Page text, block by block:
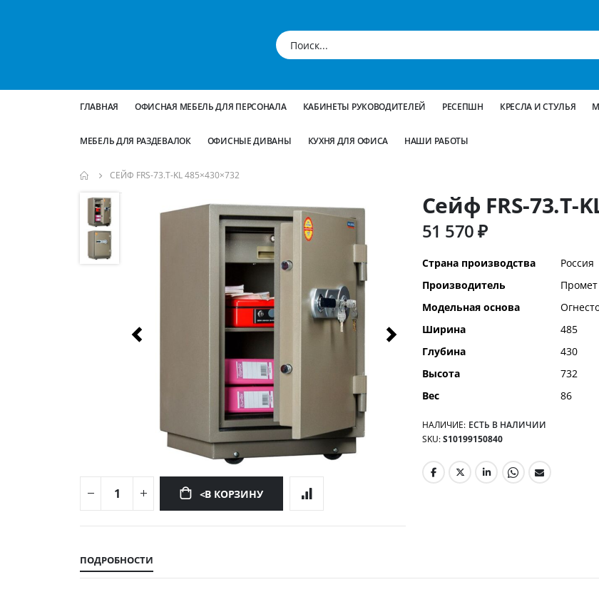
ГЛАВНАЯ ОФИСНАЯ МЕБЕЛЬ ДЛЯ ПЕРСОНАЛА КАБИНЕТЫ РУКОВОДИТЕЛЕЙ РЕСЕПШН КРЕСЛА И СТУЛЬЯ
МЕБЕЛЬ ДЛЯ РАЗДЕВАЛОК ОФИСНЫЕ ДИВАНЫ КУХНЯ ДЛЯ ОФИСА НАШИ РАБОТЫ
СЕЙФ FRS-73.T-KL 485×430×732
Пропустить
перейти
галереям
изображений
<В КОРЗИНУ
Перейти
началу
галереи
изображений
Сейф FRS-73.T-
51 570 ₽
Дополнительная
информация
Страна производства
Россия
Производитель
Промет
Модельная основа
Ширина
485
Глубина
430
Высота
732
Вес
86
НАЛИЧИЕ: ЕСТЬ В НАЛИЧИИ
SKU S10199150840
ПОДРОБНОСТИ